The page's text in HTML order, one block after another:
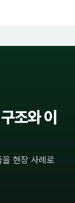
조와 이
현장 사례로